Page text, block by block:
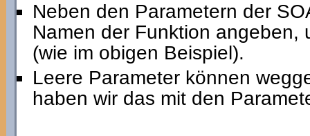
Neben den Parametern der
Namen der Funktion angeben,
(wie im obigen Beispiel).
Leere Parameter können
haben wir das mit den